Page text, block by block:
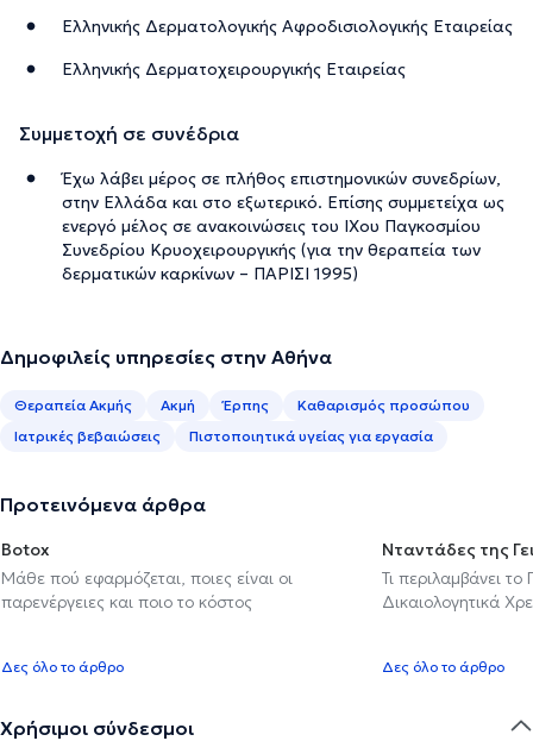
Ελληνικής Δερματολογικής Αφροδισιολογικής Εταιρείας
Ελληνικής Δερματοχειρουργικής Εταιρείας
Συμμετοχή σε συνέδρια
Έχω λάβει μέρος σε πλήθος επιστημονικών συνεδρίων,
στην Ελλάδα και στο εξωτερικό. Επίσης συμμετείχα ως
ενεργό μέλος σε ανακοινώσεις του ΙΧου Παγκοσμίου
Συνεδρίου Κρυοχειρουργικής (για την θεραπεία των
δερματικών καρκίνων – ΠΑΡΙΣΙ 1995)
Δημοφιλείς υπηρεσίες στην Αθήνα
Θεραπεία Ακμής Ακμή Έρπης
Καθαρισμός προσώπου
Ιατρικές βεβαιώσεις
Πιστοποιητικά υγείας για εργασία
Προτεινόμενα άρθρα
Botox
Μάθε πού εφαρμόζεται, ποιες είναι οι
παρενέργειες και ποιο το κόστος
Δες όλο το άρθρο
Νταντάδες της
Τι περιλαμβάνει
Δικαιολογητικά
Δες όλο το άρθρο
Χρήσιμοι σύνδεσμοι